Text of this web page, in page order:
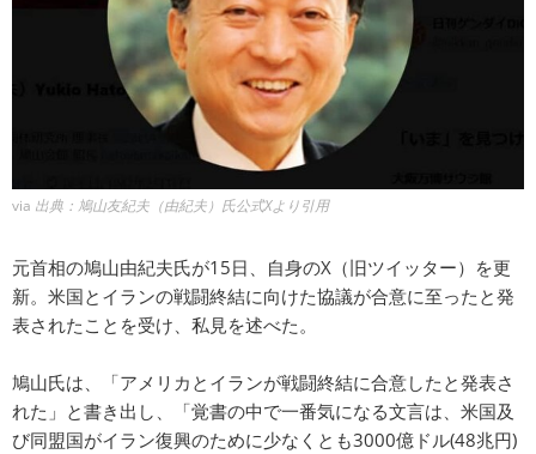
via 出典：鳩山友紀夫（由紀夫）氏公式Xより引用
元首相の鳩山由紀夫氏が15日、自身のX（旧ツイッター）を更
新。米国とイランの戦闘終結に向けた協議が合意に至ったと発
表されたことを受け、私見を述べた。
鳩山氏は、「アメリカとイランが戦闘終結に合意したと発表さ
れた」と書き出し、「覚書の中で一番気になる文言は、米国及
び同盟国がイラン復興のために少なくとも3000億ドル(48兆円)